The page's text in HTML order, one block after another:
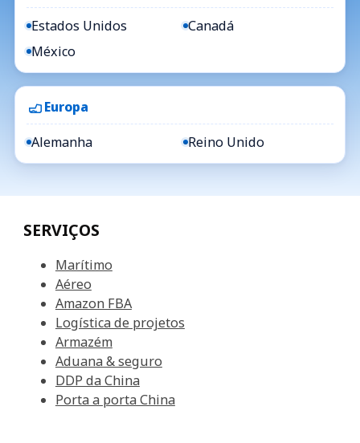
Estados Unidos
Canadá
México
Europa
Alemanha Reino Unido
SERVIÇOS
Marítimo
Aéreo
Amazon FBA
Logística de projetos
Armazém
Aduana & seguro
DDP da China
Porta a porta China